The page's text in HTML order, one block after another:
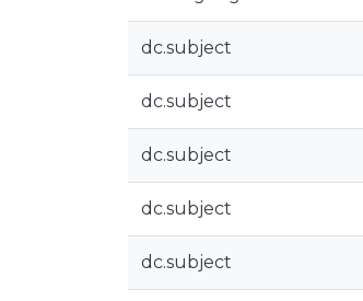
dc.subject
dc.subject
dc.subject
dc.subject
dc.subject